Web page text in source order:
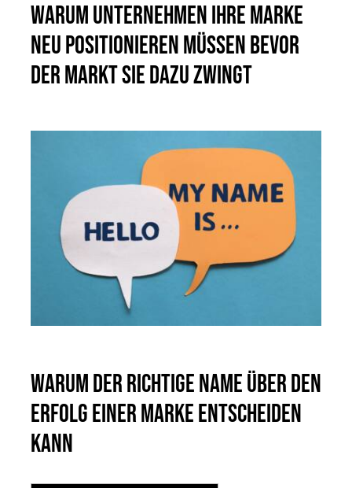
Warum Unternehmen ihre Marke
neu positionieren müssen bevor
der Markt sie dazu zwingt
Warum der richtige Name über den
Erfolg einer Marke entscheiden
kann